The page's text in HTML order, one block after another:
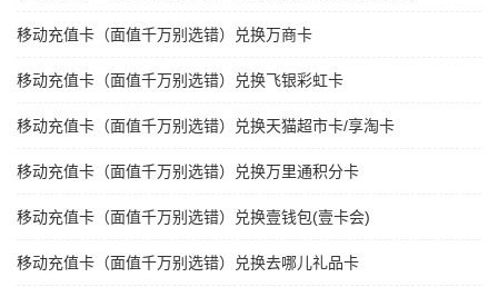
移动充值卡（面值千万别选错）兑换万商卡
移动充值卡（面值千万别选错）兑换飞银彩虹卡
移动充值卡（面值千万别选错）兑换天猫超市卡/享淘卡
移动充值卡（面值千万别选错）兑换万里通积分卡
移动充值卡（面值千万别选错）兑换壹钱包(壹卡会)
移动充值卡（面值千万别选错）兑换去哪儿礼品卡